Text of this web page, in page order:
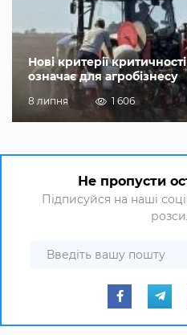
Нові критерії
означає для агробізнесу
8 липня 1 606
Не пропусти
Підписуйся на наші